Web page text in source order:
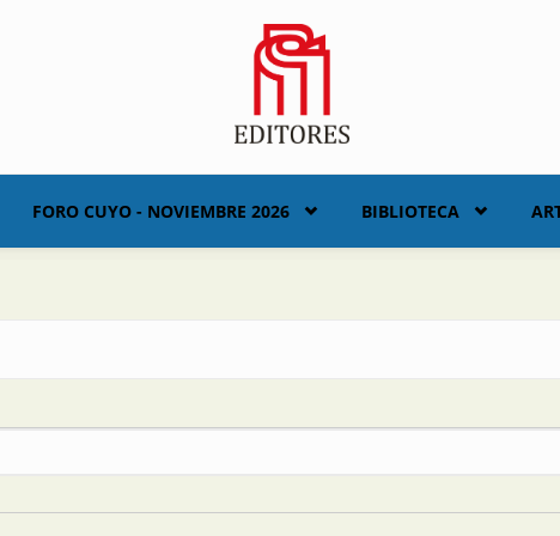
FORO CUYO - NOVIEMBRE 2026 BIBLIOTECA